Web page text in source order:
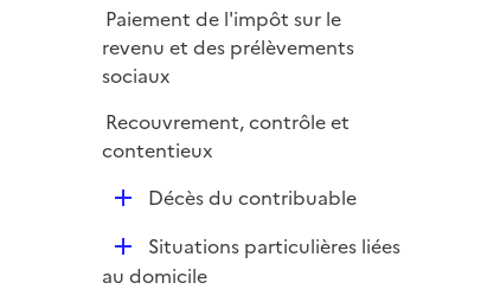
r
i
e
r
p
l
i
e
r
Paiement de l'impôt sur le
revenu et des prélèvements
sociaux
Recouvrement, contrôle et
contentieux
D
l
Décès du contribuable
D
é
Situations particulières liées
au domicile